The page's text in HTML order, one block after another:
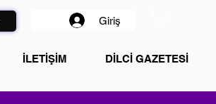
Giriş
İLETİŞİM DİLCİ GAZETESİ